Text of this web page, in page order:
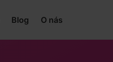
Blog O nás